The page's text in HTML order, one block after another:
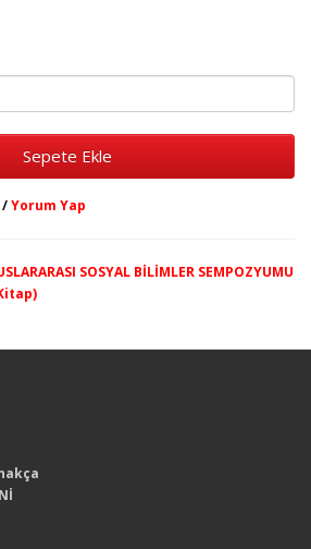
Sepete Ekle
/Yorum Yap
SOSYAL BİLİMLER SEMPOZYUMU